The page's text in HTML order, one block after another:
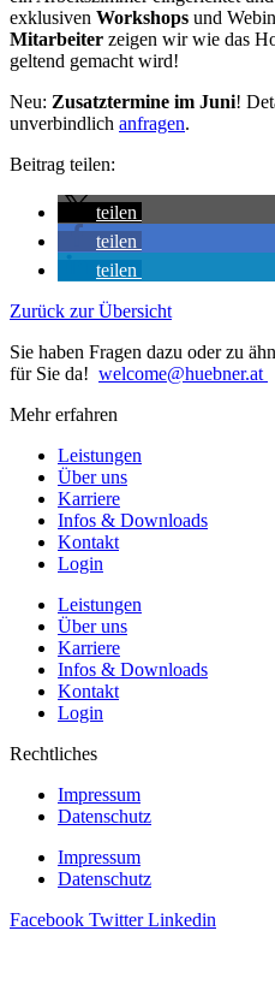
exklusiven Workshops und
Mitarbeiter zeigen wir wie das
geltend gemacht wird!
Neu: Zusatztermine im Juni!
unverbindlich anfragen.
Beitrag teilen:
teilen
teilen
teilen
Zurück zur Übersicht
Sie haben Fragen dazu oder zu
für Sie da! welcome@huebner.at
Mehr erfahren
Leistungen
Über uns
Karriere
Infos & Downloads
Kontakt
Login
Leistungen
Über uns
Karriere
Infos & Downloads
Kontakt
Login
Rechtliches
Impressum
Datenschutz
Impressum
Datenschutz
Facebook Twitter Linkedin